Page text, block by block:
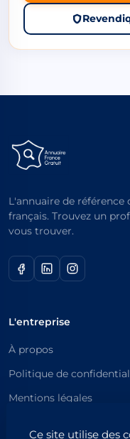
Ce site utilise des
L'annuaire de référence
français. Trouvez un
vous trouver.
L'entreprise
À propos
Politique de
Mentions légales
Catégories principales